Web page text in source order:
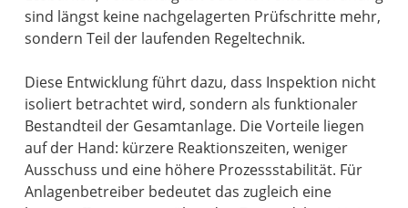
sind längst keine nachgelagerten Prüfschritte mehr,
sondern Teil der laufenden Regeltechnik.
Diese Entwicklung führt dazu, dass Inspektion nicht
isoliert betrachtet wird, sondern als funktionaler
Bestandteil der Gesamtanlage. Die Vorteile liegen
auf der Hand: kürzere Reaktionszeiten, weniger
Ausschuss und eine höhere Prozessstabilität. Für
Anlagenbetreiber bedeutet das zugleich eine